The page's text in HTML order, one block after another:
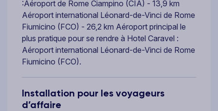
:Aéroport de Rome Ciampino (CIA) - 13,9 km
Aéroport international Léonard-de-Vinci de Rome
Fiumicino (FCO) - 26,2 km Aéroport principal le
plus pratique pour se rendre à Hotel Caravel :
Aéroport international Léonard-de-Vinci de Rome
Fiumicino (FCO).
Installation pour les voyageurs
d’affaire